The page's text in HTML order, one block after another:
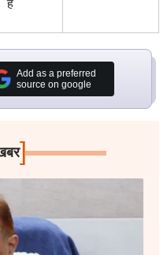
है
Add as a preferred
source on google
]